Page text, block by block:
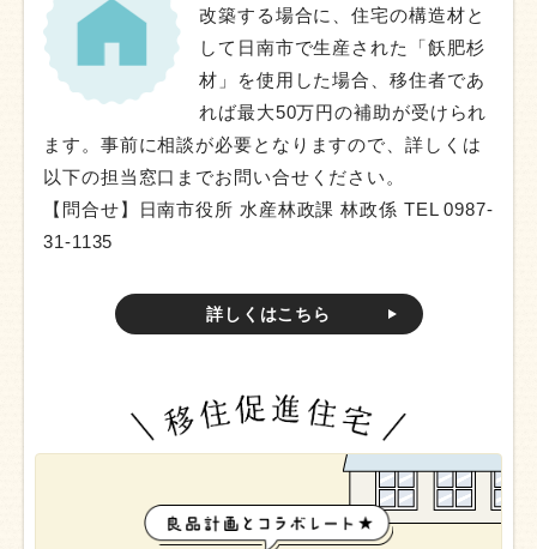
改築する場合に、住宅の構造材と
して日南市で生産された「飫肥杉
材」を使用した場合、移住者であ
れば最大50万円の補助が受けられ
ます。事前に相談が必要となりますので、詳しくは
以下の担当窓口までお問い合せください。
【問合せ】日南市役所 水産林政課 林政係 TEL 0987-
31-1135
詳しくはこちら